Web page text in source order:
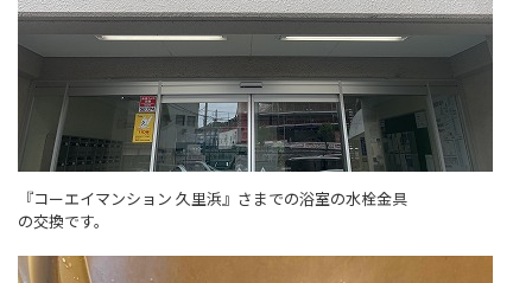
『コーエイマンション 久里浜』さまでの浴室の水栓金具
の交換です。